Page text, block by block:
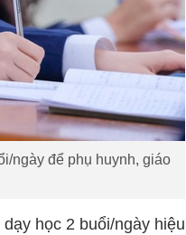
ngày để phụ huynh, giáo
học 2 buổi/ngày hiệu